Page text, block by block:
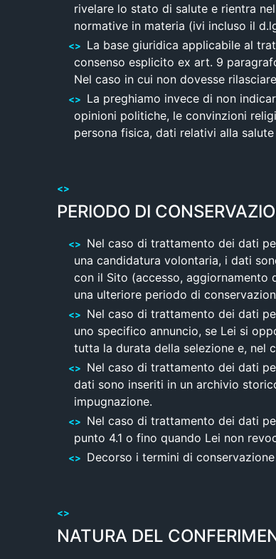
rivelare lo stato di salute e rientra
normative in materia (ivi incluso il
La base giuridica applicabile al
consenso esplicito ex art. 9
Nel caso in cui non dovesse
La preghiamo invece di non
opinioni politiche, le convinzioni
persona fisica, dati relativi alla
PERIODO DI
Nel caso di trattamento dei dati
una candidatura volontaria, i dati
con il Sito (accesso, aggiornamento
una ulteriore periodo di
Nel caso di trattamento dei dati
uno specifico annuncio, se Lei si
tutta la durata della selezione e, nel
Nel caso di trattamento dei dati
dati sono inseriti in un archivio
impugnazione.
Nel caso di trattamento dei dati
punto 4.1 o fino quando Lei non
Decorso i termini di
NATURA DEL